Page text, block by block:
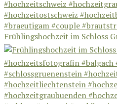
Frühlingshochzeit im Schloss